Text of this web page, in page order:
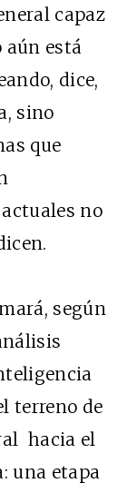
capaz
aún está
dice,
sino
que
no
según
terreno de
hacia el
una etapa